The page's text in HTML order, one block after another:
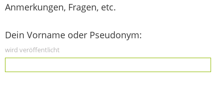
Anmerkungen, Fragen, etc.
Dein Vorname oder Pseudonym:
wird veröffentlicht